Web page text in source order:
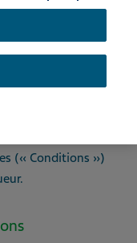
au 5 Basel
») gère ce site
votre
comprendre
(« Conditions »)